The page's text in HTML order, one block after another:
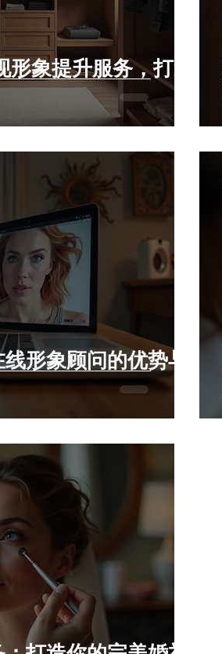
象提升服务，打造
形象顾问的优势与